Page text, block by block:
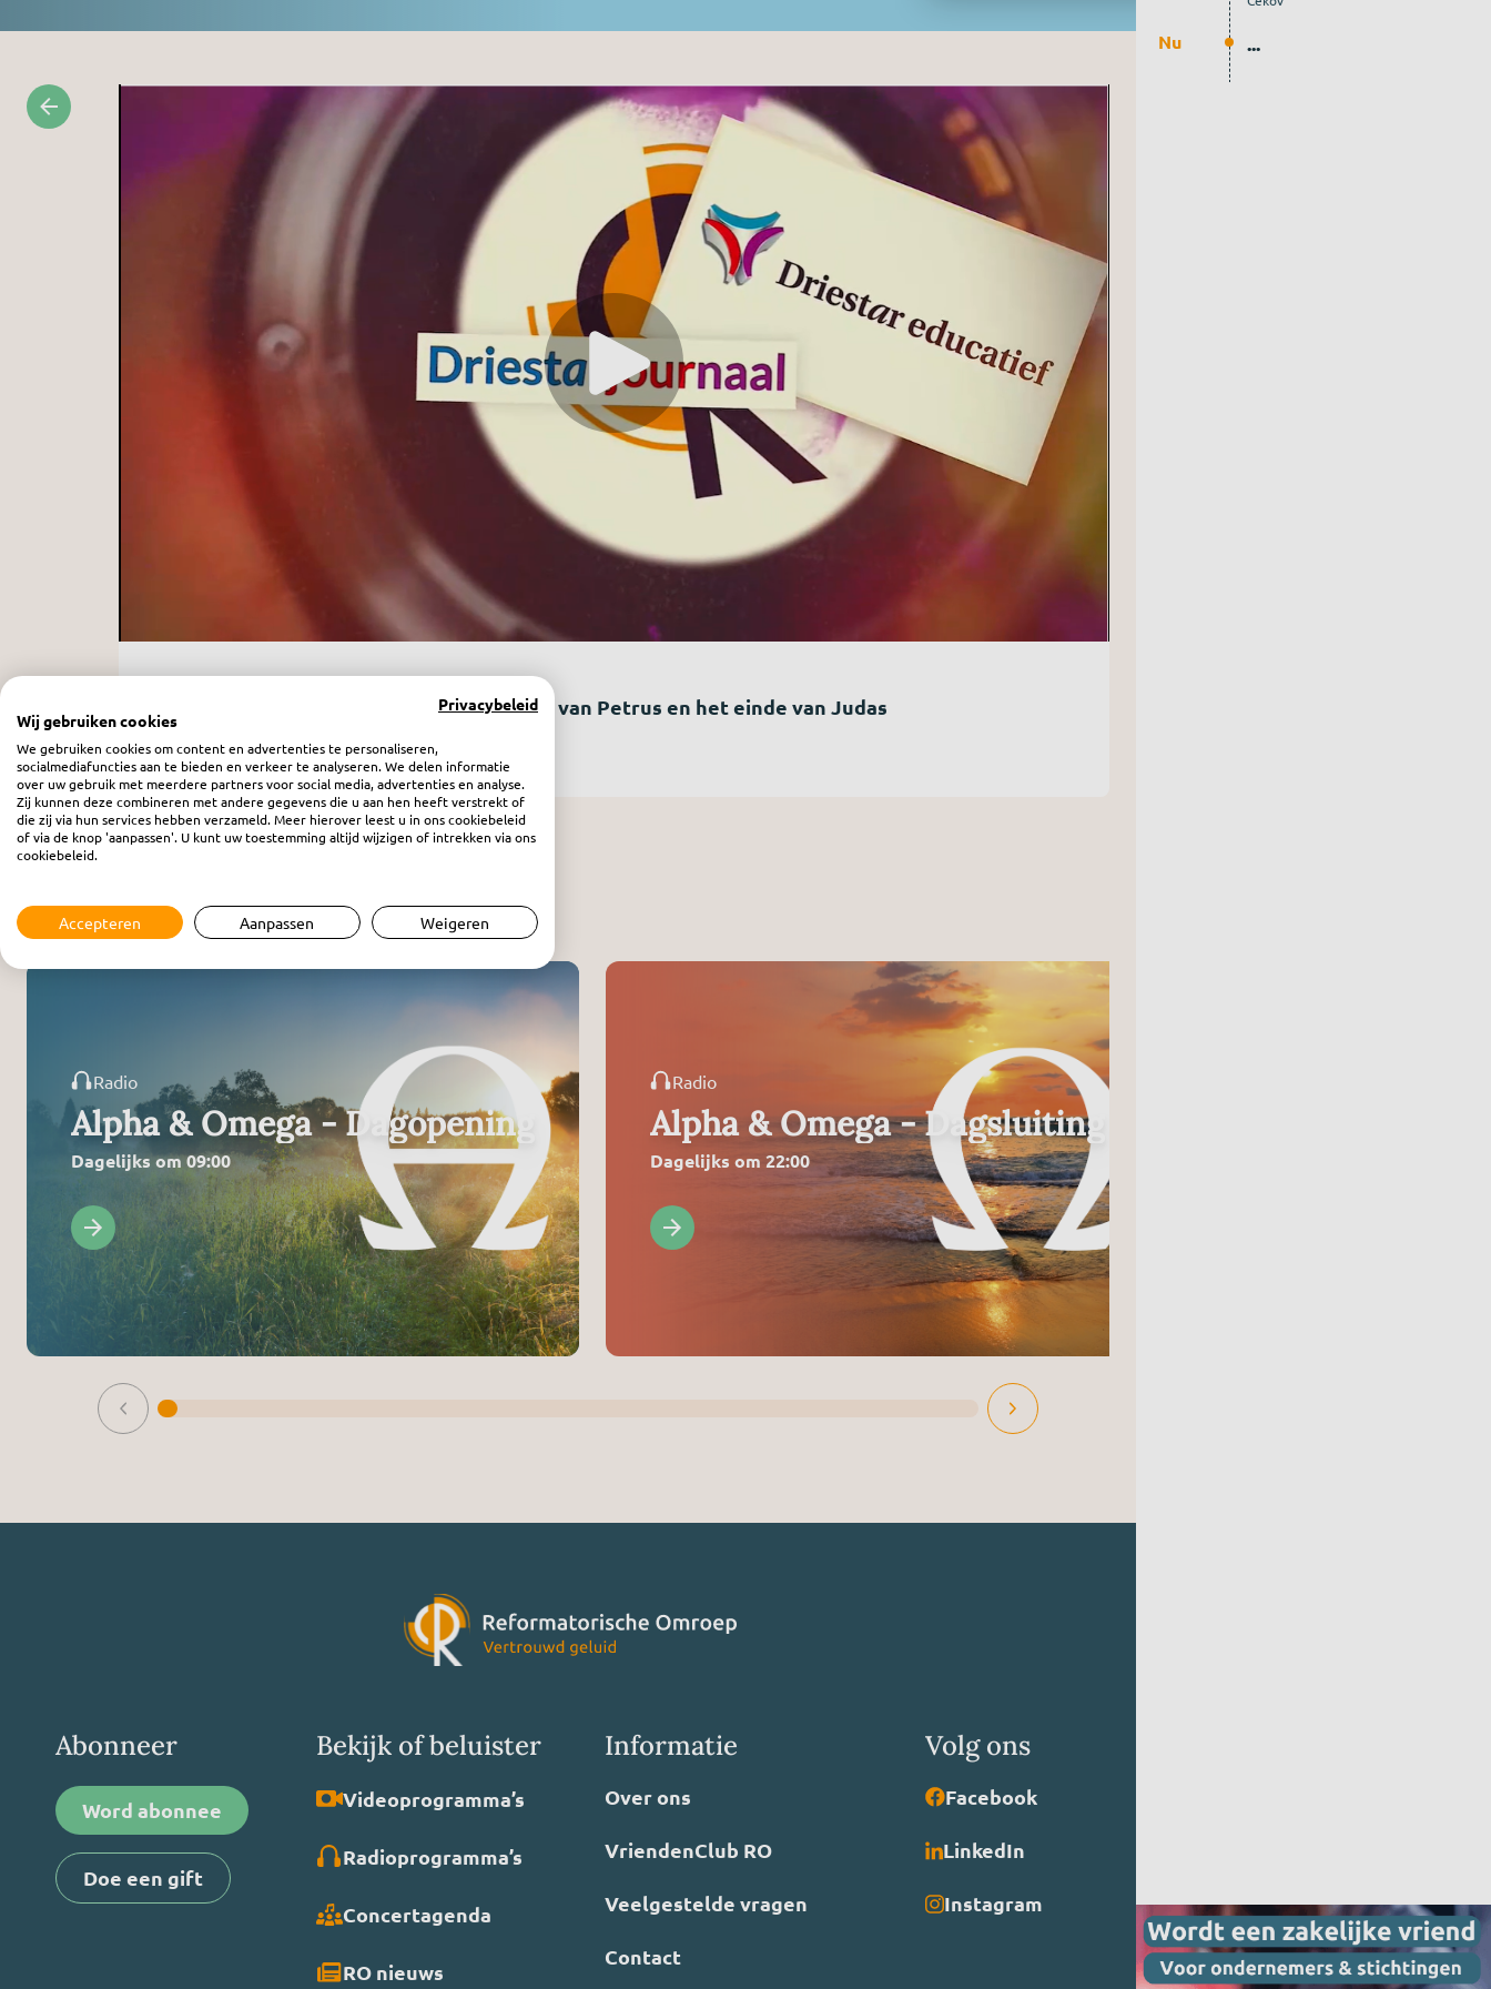
Driestarjournaal - De verloochening van Petrus en het einde van Judas
Meer programma’s
Radio
Alpha & Omega - Dagopening
Dagelijks om 09:00
Radio
Alpha & Omega - Dagsluiting
Dagelijks om 22:00
Abonneer
Word abonnee
Doe een gift
Bekijk of beluister
Video­programma’s
Radio­programma’s
Concertagenda
RO nieuws
Informatie
Over ons
VriendenClub RO
Veelgestelde vragen
Contact
Volg ons
Facebook
LinkedIn
Instagram
Nu ...
Privacybeleid
Wij gebruiken cookies
We gebruiken cookies om content en advertenties te personaliseren,
socialmediafuncties aan te bieden en verkeer te analyseren. We delen informatie
over uw gebruik met meerdere partners voor social media, advertenties en analyse.
Zij kunnen deze combineren met andere gegevens die u aan hen heeft verstrekt of
die zij via hun services hebben verzameld. Meer hierover leest u in ons cookiebeleid
of via de knop 'aanpassen'. U kunt uw toestemming altijd wijzigen of intrekken via ons
cookiebeleid.
Accepteren Aanpassen Weigeren